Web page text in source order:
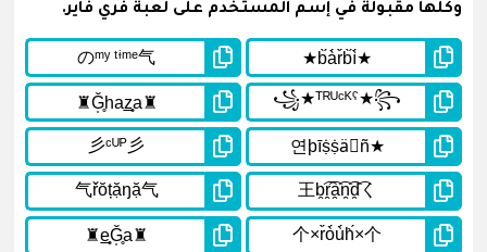
وكلها مقبولة في إسم المستخدم على لعبة فري فاير.